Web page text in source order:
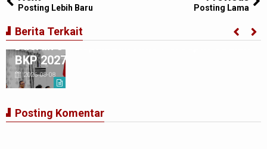
Posting Lebih Baru Posting Lama
Berita Terkait
Gubernur Bobby Nasution Minta Kepala
Daerah se-Kepulauan Nias Percepat Usulan
BKP 2027
2026-08-08
Posting Komentar